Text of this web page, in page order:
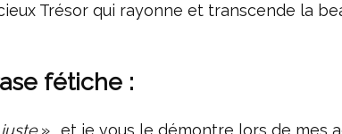
Trésor qui rayonne et transcende la
fétiche :